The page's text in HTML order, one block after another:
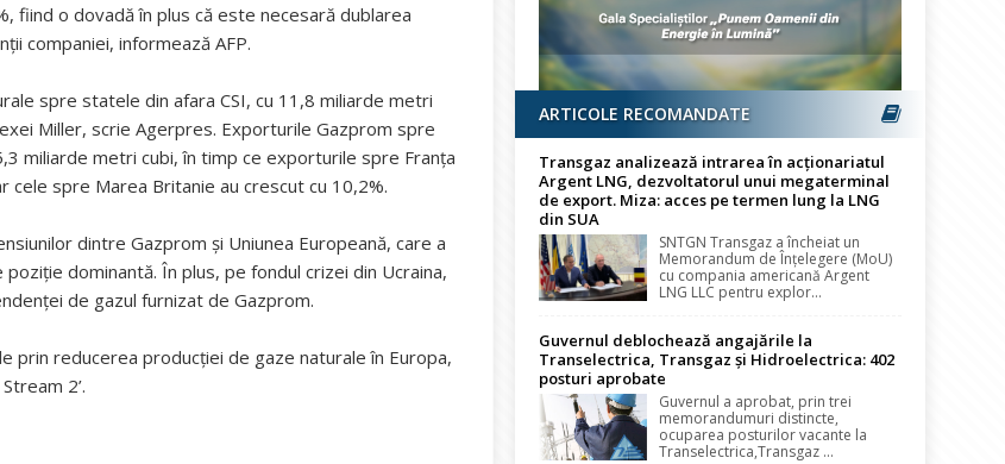
fiind o dovadă în plus că este necesară dublarea
companiei, informează AFP.
spre statele din afara CSI, cu 11,8 miliarde metri
Miller, scrie Agerpres. Exporturile Gazprom spre
miliarde metri cubi, în timp ce exporturile spre Franța
cele spre Marea Britanie au crescut cu 10,2%.
dintre Gazprom și Uniunea Europeană, care a
dominantă. În plus, pe fondul crizei din Ucraina,
de gazul furnizat de Gazprom.
prin reducerea producției de gaze naturale în Europa,
2’.
ARTICOLE RECOMANDATE
Transgaz analizează intrarea în acționariatul
Argent LNG, dezvoltatorul unui megaterminal
de export. Miza: acces pe termen lung la LNG
din SUA
SNTGN Transgaz a încheiat un
Memorandum de Înțelegere (MoU)
cu compania americană Argent
LNG LLC pentru explor...
Guvernul deblochează angajările la
Transelectrica, Transgaz și Hidroelectrica: 402
posturi aprobate
Guvernul a aprobat, prin trei
memorandumuri distincte,
ocuparea posturilor vacante la
Transelectrica,Transgaz ...